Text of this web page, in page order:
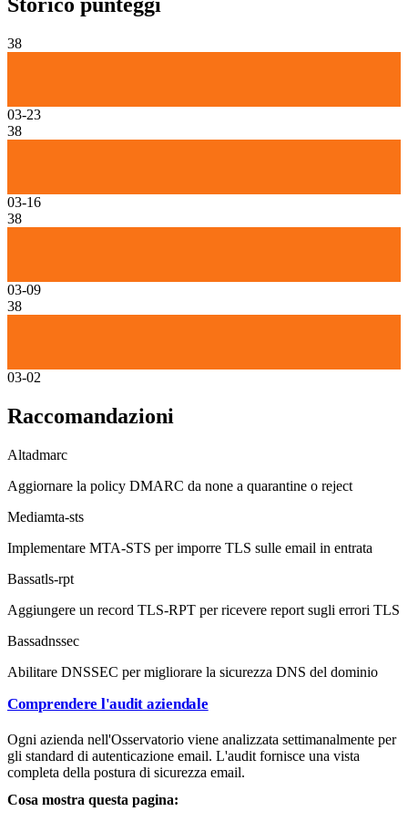
38
03-23
38
03-16
38
03-09
38
03-02
Raccomandazioni
Altadmarc
Aggiornare la policy DMARC da none a quarantine o reject
Mediamta-sts
Implementare MTA-STS per imporre TLS sulle email in entrata
Bassatls-rpt
Aggiungere un record TLS-RPT per ricevere report sugli errori TLS
Bassadnssec
Abilitare DNSSEC per migliorare la sicurezza DNS del dominio
Comprendere l'audit aziendale
Ogni azienda nell'Osservatorio viene analizzata settimanalmente per
gli standard di autenticazione email. L'audit fornisce una vista
completa della postura di sicurezza email.
Cosa mostra questa pagina: